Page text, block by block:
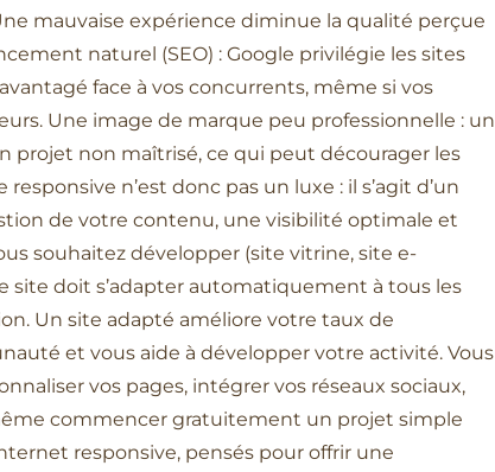
mauvaise expérience diminue la qualité perçue
naturel (SEO) : Google privilégie les sites
face à vos concurrents, même si vos
Une image de marque peu professionnelle : un
projet non maîtrisé, ce qui peut décourager les
n’est donc pas un luxe : il s’agit d’un
de votre contenu, une visibilité optimale et
souhaitez développer (site vitrine, site e-
site doit s’adapter automatiquement à tous les
Un site adapté améliore votre taux de
et vous aide à développer votre activité. Vous
vos pages, intégrer vos réseaux sociaux,
commencer gratuitement un projet simple
responsive, pensés pour offrir une